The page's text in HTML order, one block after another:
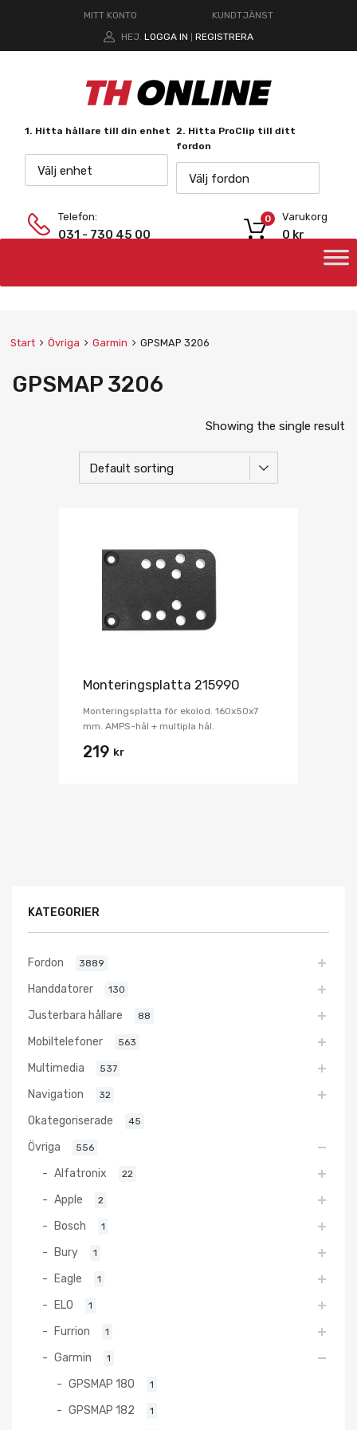
MITT KONTO
KUNDTJÄNST
HEJ. LOGGA IN REGISTRERA
1. Hitta hållare till din enhet
Välj enhet
2. Hitta ProClip till ditt
fordon
Välj fordon
Telefon:
031 - 730 45 00
Varukorg
0 kr
0
Start Övriga Garmin GPSMAP 3206
GPSMAP 3206
Showing the single result
Monteringsplatta 215990
Monteringsplatta för ekolod. 160x50x7
mm. AMPS-hål + multipla hål.
219 kr
KATEGORIER
Fordon 3889
Handdatorer 130
Justerbara hållare 88
Mobiltelefoner 563
Multimedia 537
Navigation 32
Okategoriserade 45
Övriga 556
Alfatronix 22
Apple 2
Bosch 1
Bury 1
Eagle 1
ELO 1
Furrion 1
Garmin 1
GPSMAP 180 1
GPSMAP 182 1